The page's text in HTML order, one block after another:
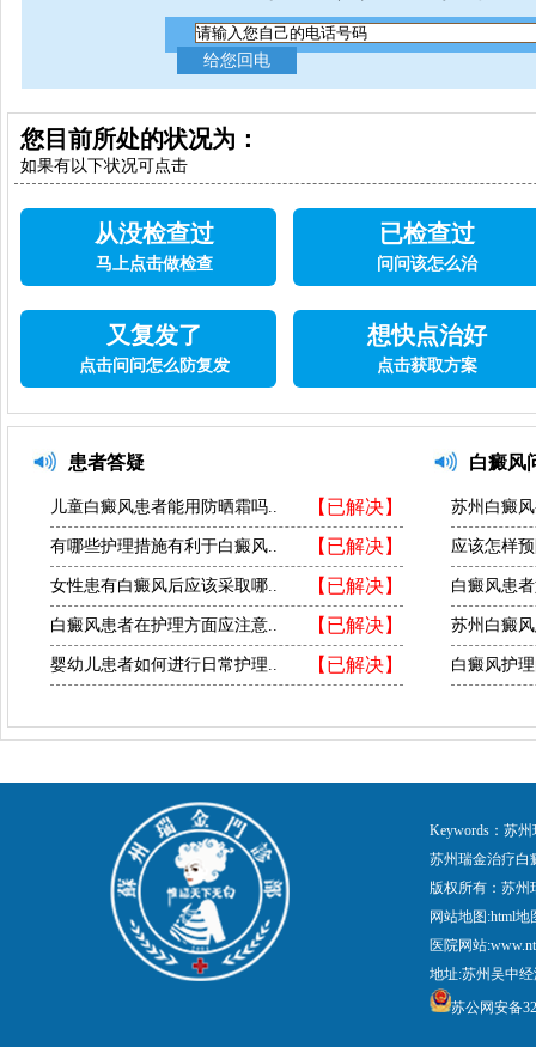
您目前所处的状况为：
如果有以下状况可点击
从没检查过
马上点击做检查
已检查过
问问该怎么治
又复发了
点击问问怎么防复发
想快点治好
点击获取方案
患者答疑
【已解决】
儿童白癜风患者能用防晒霜吗..
【已解决】
有哪些护理措施有利于白癜风..
【已解决】
女性患有白癜风后应该采取哪..
【已解决】
白癜风患者在护理方面应注意..
【已解决】
婴幼儿患者如何进行日常护理..
白癜风
苏州白癜
应该怎样
白癜风患
苏州白癜
白癜风护
Keywords：苏
苏州瑞金治疗白
版权所有：苏
网站地图:html地
医院网站
地址:苏州吴中
苏公网安备